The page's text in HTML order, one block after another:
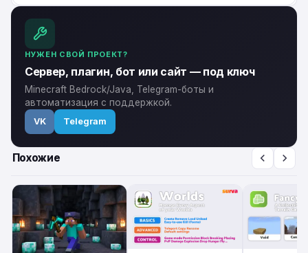
НУЖЕН СВОЙ ПРОЕКТ?
Сервер, плагин, бот или сайт — под ключ
Minecraft Bedrock/Java, Telegram-боты и
автоматизация с поддержкой.
VK Telegram
Похожие